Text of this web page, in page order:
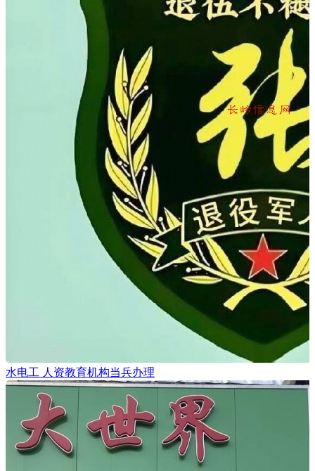
水电工 人资教育机构当兵办理